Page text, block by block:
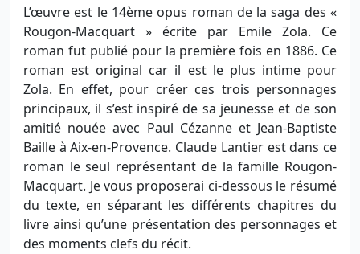
L’œuvre est le 14ème opus roman de la saga des «
Rougon-Macquart » écrite par Emile Zola. Ce
roman fut publié pour la première fois en 1886. Ce
roman est original car il est le plus intime pour
Zola. En effet, pour créer ces trois personnages
principaux, il s’est inspiré de sa jeunesse et de son
amitié nouée avec Paul Cézanne et Jean-Baptiste
Baille à Aix-en-Provence. Claude Lantier est dans ce
roman le seul représentant de la famille Rougon-
Macquart. Je vous proposerai ci-dessous le résumé
du texte, en séparant les différents chapitres du
livre ainsi qu’une présentation des personnages et
des moments clefs du récit.